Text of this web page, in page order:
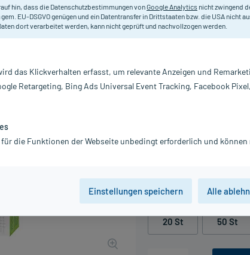
31,44 €
Packungseinheit
20 St 50 St
Verla
Rezeptfreies Arzneimittel zur
Mangelzuständen.
Inhalt:
PZN:
hin, dass die Datenschutzbestimmungen vonGoogle Analytics nicht zwingend
EU-DSGVO genügen und ein Datentransfer in Drittstaaten bzw. die USA nicht
dort verarbeitet werden, kann nicht geprüft und nachvollzogen werden.
das Klickverhalten erfasst, um relevante Anzeigen und
Retargeting, Bing Ads Universal Event Tracking, Facebook
die Funktionen der Webseite unbedingt erforderlich und
Einstellungen speichern Alle